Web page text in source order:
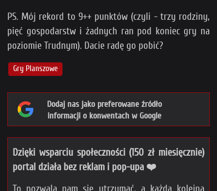
PS. Mój rekord to 9++ punktów (czyli - trzy rodziny,
pięć gospodarstw i żadnych ran pod koniec gry na
poziomie Trudnym). Dacie radę go pobić?
Gry Planszowe
Dodaj nas jako preferowane źródło
informacji o konwentach w Google
Dzięki wsparciu społeczności (150 zł miesięcznie)
portal działa bez reklam i pop-upa ❤️
To pozwala nam się utrzymać, a każda kolejna